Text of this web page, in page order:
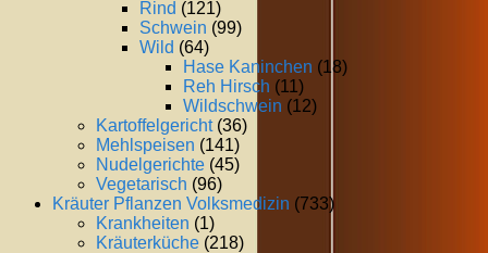
Rind (121)
Schwein (99)
Wild (64)
Hase Kaninchen (18)
Reh Hirsch (11)
Wildschwein (12)
Kartoffelgericht(36)
Mehlspeisen (141)
Nudelgerichte (45)
Vegetarisch (96)
Kräuter Pflanzen Volksmedizin (733)
Krankheiten (1)
Kräuterküche (218)